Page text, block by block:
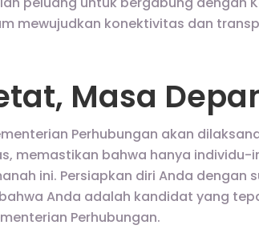
mewujudkan konektivitas dan
Masa
Perhubungan akan
memastikan bahwa hanya individu-
ini. Persiapkan diri Anda dengan
Anda adalah kandidat yang
Perhubungan.